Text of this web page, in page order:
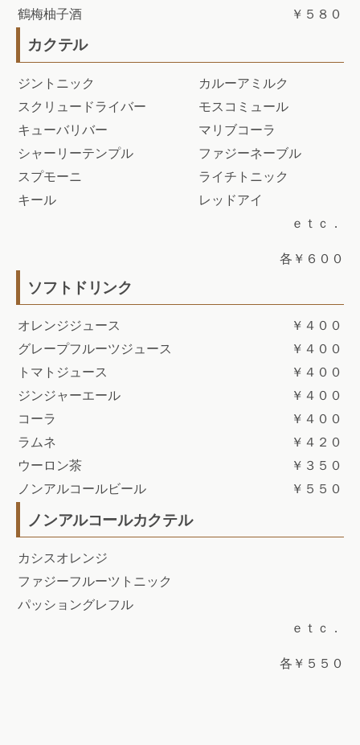
鶴梅柚子酒
￥５８０
カクテル
ジントニック
カルーアミルク
スクリュードライバー
モスコミュール
キューバリバー
マリブコーラ
シャーリーテンプル
ファジーネーブル
スプモーニ
ライチトニック
キール
レッドアイ
ｅｔｃ．
各￥６００
ソフトドリンク
オレンジジュース
￥４００
グレープフルーツジュース
￥４００
トマトジュース
￥４００
ジンジャーエール
￥４００
コーラ
￥４００
ラムネ
￥４２０
ウーロン茶
￥３５０
ノンアルコールビール
￥５５０
ノンアルコールカクテル
カシスオレンジ
ファジーフルーツトニック
パッショングレフル
ｅｔｃ．
各￥５５０